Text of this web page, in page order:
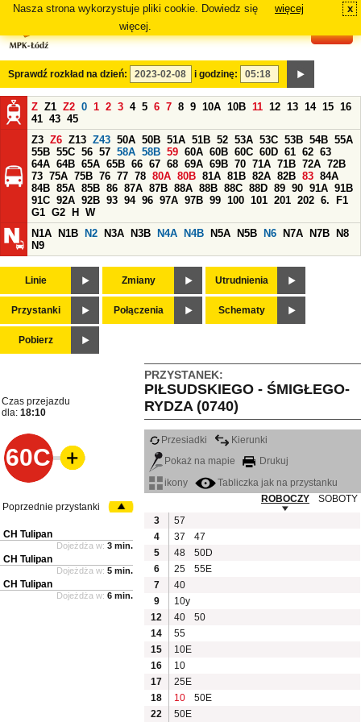
Nasza strona wykorzystuje pliki cookie. Dowiedz się
więcej.
więcej x
Sprawdź rozkład na dzień: i godzinę:
Z Z1 Z2 0 1 2 3 4 5 6 7 8 9 10A 10B 11 12 13 14 15 16
41 43 45
Z3 Z6 Z13 Z43 50A 50B 51A 51B 52 53A 53C 53B 54B 55A
55B 55C 56 57 58A 58B 59 60A 60B 60C 60D 61 62 63
64A 64B 65A 65B 66 67 68 69A 69B 70 71A 71B 72A 72B
73 75A 75B 76 77 78 80A 80B 81A 81B 82A 82B 83 84A
84B 85A 85B 86 87A 87B 88A 88B 88C 88D 89 90 91A 91B
91C 92A 92B 93 94 96 97A 97B 99 100 101 201 202 6.
F1
G1 G2 H
W
N1A
N1B N2 N3A N3B N4A N4B N5A N5B N6 N7A N7B
N8
N9
Linie Zmiany Utrudnienia
Przystanki Połączenia Schematy
Pobierz
PRZYSTANEK:
PIŁSUDSKIEGO - ŚMIGŁEGO-
RYDZA (0740)
Czas przejazdu
dla: 18:10
60C
Przesiadki
Kierunki
Pokaż na mapie
Drukuj
ikony
Tabliczka jak na przystanku
ROBOCZY
SOBOTY
3
57
4
37
47
5
48
50D
6
25
55E
7
40
9
10y
12
40
50
14
55
15
10E
16
10
17
25E
18
10
50E
22
50E
Poprzednie przystanki
CH Tulipan
Dojeżdża w: 3 min.
CH Tulipan
Dojeżdża w: 5 min.
CH Tulipan
Dojeżdża w: 6 min.